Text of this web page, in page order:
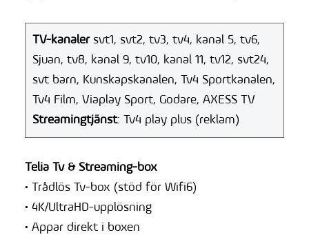
TV-kanaler svt1, svt2, tv3, tv4, kanal 5, tv6,
Sjuan, tv8, kanal 9, tv10, kanal 11, tv12, svt24,
svt barn, Kunskapskanalen, Tv4 Sportkanalen,
Tv4 Film, Viaplay Sport, Godare, AXESS TV
Streamingtjänst: Tv4 play plus (reklam)
Telia Tv & Streaming-box
• Trådlös Tv-box (stöd för Wifi6)
• 4K/UltraHD-upplösning
• Appar direkt i boxen